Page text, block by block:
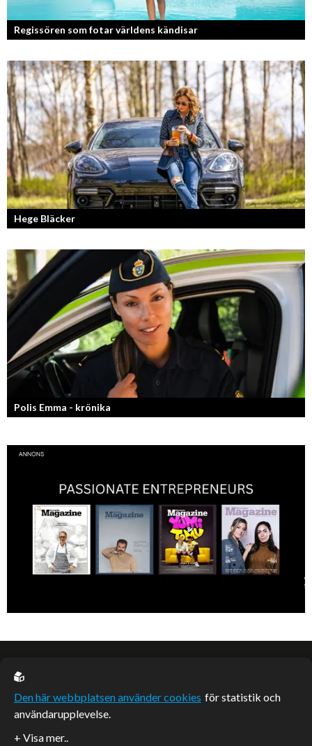
Regissören som fotar världens kändisar
Fotografen och regissören Peter Svenson har en lång meritlista och är
ett sant bevis på att om man tror på sig själv och...
Hege Bläcker
Bilfantast, influencer och en av Lidköpings mest framgångsrika
företagare.
Polis Emma - krönika
Kan jag snälla få prata med dig igen, för du va så bra att prata med.
EU casino
Den här webbplatsen använder cookies för statistik och
användarupplevelse.